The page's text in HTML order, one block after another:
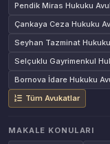
Pendik Miras Hukuku
Çankaya Ceza Hukuku
Seyhan Tazminat
Selçuklu Gayrimenkul
Bornova İdare Hukuku
Tüm Avukatlar
MAKALE KONULARI